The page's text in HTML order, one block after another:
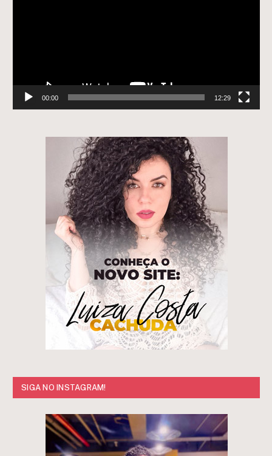
00:00 12:29
SIGA NO INSTAGRAM!